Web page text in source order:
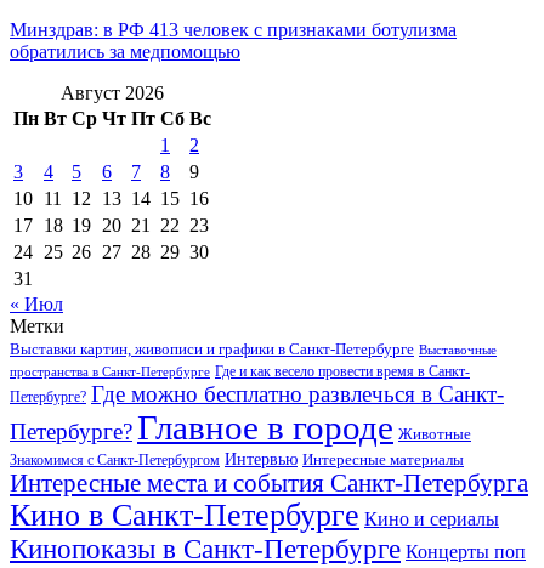
Минздрав: в РФ 413 человек с признаками ботулизма
обратились за медпомощью
Август 2026
Пн Вт Ср Чт Пт Сб Вс
1
2
3
4 5 6 7 8
9
10 11 12 13 14 15 16
17 18 19 20 21 22 23
24 25 26 27 28 29 30
31
« Июл
Метки
Выставки картин, живописи и графики в Санкт-Петербурге Выставочные
пространства в Санкт-Петербурге Где и как весело провести время в Санкт-
Петербурге? Где можно бесплатно развлечься в Санкт-
Петербурге?Главное в городе Животные
Знакомимся с Санкт-Петербургом Интервью Интересные материалы
Интересные места и события Санкт-Петербурга
Кино в Санкт-Петербурге Кино и сериалы
Кинопоказы в Санкт-Петербурге Концерты поп